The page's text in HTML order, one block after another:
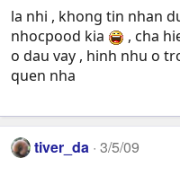
la nhi , khong tin nhan
nhocpood kia
, cha
o dau vay , hinh nhu o
quen nha
tiver_da 3/5/09